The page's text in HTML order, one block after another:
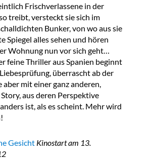
Frischverlassene in der
treibt, versteckt sie sich im
Bunker, von wo aus sie
Spiegel alles sehen und hören
Wohnung nun vor sich geht…
feine Thriller aus Spanien beginnt
überrascht ab der
mit einer ganz anderen,
aus deren Perspektive
ist, als es scheint. Mehr wird
Gesicht Kinostart am 13.